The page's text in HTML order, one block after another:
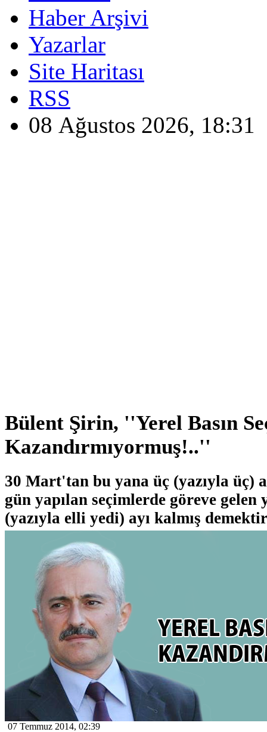
Haber Arşivi
Yazarlar
Site Haritası
RSS
08 Ağustos 2026, 18:31
Bülent Şirin, ''Yerel Basın
Kazandırmıyormuş!..''
30 Mart'tan bu yana üç (yazıyla üç)
gün yapılan seçimlerde göreve
(yazıyla elli yedi) ayı kalmış
07 Temmuz 2014, 02:39